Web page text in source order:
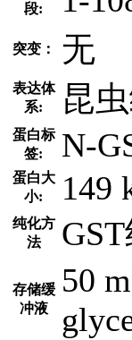
段:
突变： 无
表达体
系:
昆
蛋白标
签:
N-
蛋白大
小:
149
纯化方
法
存储缓
冲液
50